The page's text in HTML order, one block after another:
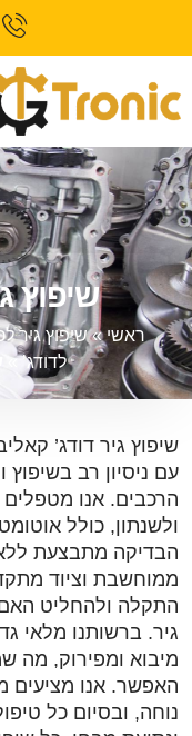
שיפוץ
ראשי»שיפוץ גיר
לדודג’»
שיפוץ גיר דודג’
עם ניסיון רב בשיפוץ
הרכבים. אנו
הבדיקה מתבצעת
ממוחשבת וציוד
התקלה ולהחליט האם
גיר. ברשותנו מלאי
מיבוא ומפירוק, מה
האפשר. אנו מציעים
נוחה, ובסיום כל